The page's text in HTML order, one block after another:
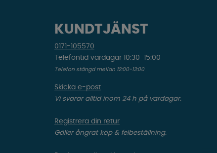
KUNDTJÄNST
0171-105570
Telefontid vardagar 10:30-15:00
Telefon stängd mellan 12:00-13:00
Skicka e-post
Vi svarar alltid inom 24 h på vardagar.
Registrera din retur
Gäller ångrat köp & felbeställning.